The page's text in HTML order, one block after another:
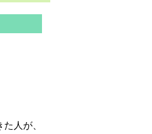
人が、